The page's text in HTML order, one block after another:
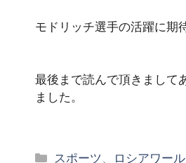
モドリッチ選手の活躍に期
最後まで読んで頂きまして
ました。
カ
スポーツ、
ロシアワー